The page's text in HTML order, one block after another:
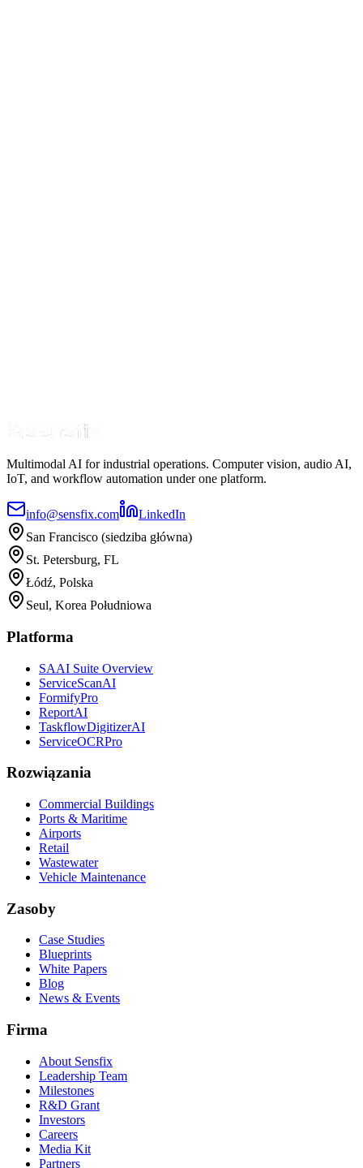
Multimodal AI for industrial operations. Computer vision, audio AI,
IoT, and workflow automation under one platform.
info@sensfix.com
LinkedIn
San Francisco (siedziba główna)
St. Petersburg, FL
Łódź, Polska
Seul, Korea Południowa
Platforma
SAAI Suite Overview
ServiceScanAI
FormifyPro
ReportAI
TaskflowDigitizerAI
ServiceOCRPro
Rozwiązania
Commercial Buildings
Ports & Maritime
Airports
Retail
Wastewater
Vehicle Maintenance
Zasoby
Case Studies
Blueprints
White Papers
Blog
News & Events
Firma
About Sensfix
Leadership Team
Milestones
R&D Grant
Investors
Careers
Media Kit
Partners